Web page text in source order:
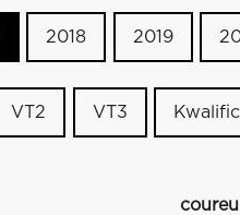
2018 2019
VT2 VT3